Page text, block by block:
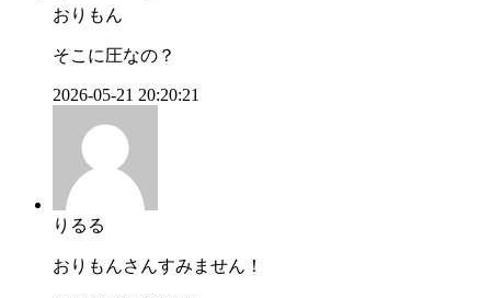
おりもん
そこに圧なの？
2026-05-21 20:20:21
りるる
おりもんさんすみません！